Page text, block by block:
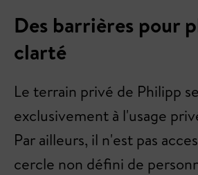
Des barrières pour
clarté
Le terrain privé de Philipp
exclusivement à l'usage
Par ailleurs, il n'est pas
cercle non défini de